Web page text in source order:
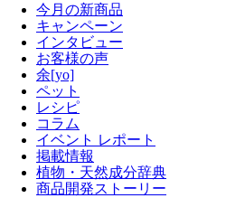
今月の新商品
キャンペーン
インタビュー
お客様の声
余[yo]
ペット
レシピ
コラム
イベント レポート
掲載情報
植物・天然成分辞典
商品開発ストーリー